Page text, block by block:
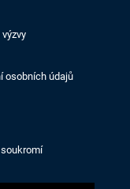
osobních údajů